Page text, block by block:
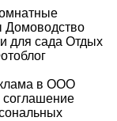
Домоводство
для сада Отдых
в ООО
соглашение